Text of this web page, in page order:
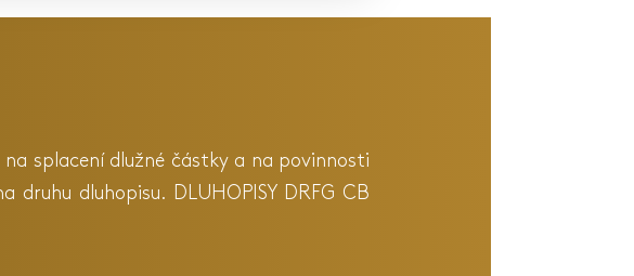
splacení dlužné částky a na povinnosti
dluhopisu. DLUHOPISY DRFG CB